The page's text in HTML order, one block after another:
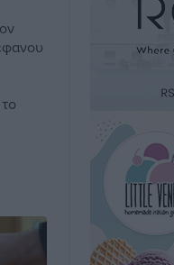
5χρονο
Τοπικές
Τοπικές
Συναυλία
21